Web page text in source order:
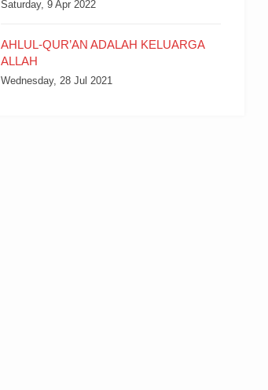
Saturday, 9 Apr 2022
AHLUL-QUR’AN ADALAH KELUARGA
ALLAH
Wednesday, 28 Jul 2021